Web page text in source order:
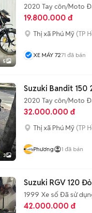
5
2020 Tay côn/Moto
19.800.000 đ
Thị xã Phú Mỹ (TP
XE MÁY 7271 đã bán
3
Suzuki Bandit
2020 Tay côn/Moto
32.000.000 đ
Thị xã Phú Mỹ (TP
Phương 1 đã bán
Suzuki RGV 120
1999 Xe số Đã sử
42.000.000 đ